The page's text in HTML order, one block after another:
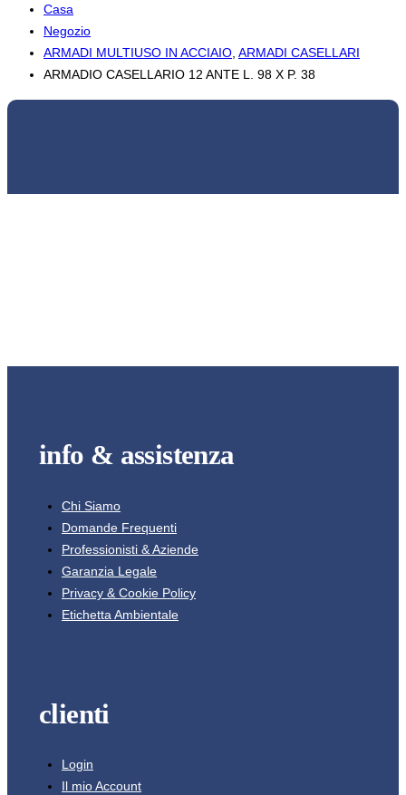
Casa
Negozio
ARMADI MULTIUSO IN ACCIAIO ARMADI CASELLARI
ARMADIO CASELLARIO 12 ANTE L. 98 X P. 38
info & assistenza
Chi Siamo
Domande Frequenti
Professionisti & Aziende
Garanzia Legale
Privacy & Cookie Policy
Etichetta Ambientale
clienti
Login
Il mio Account